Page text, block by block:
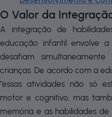
O Valor da
A integração de
educação infantil envolve
desafiam
crianças. De acordo com a
"essas atividades não só
motor e cognitivo, mas
memória e as habilidades